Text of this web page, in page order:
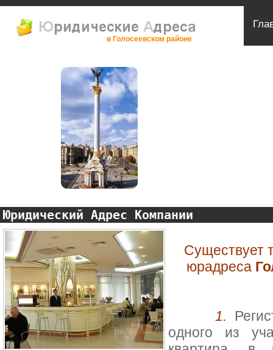
в Голосеевском районе
Юридический Адрес Компании
Существует
юрадреса
1.
одного из